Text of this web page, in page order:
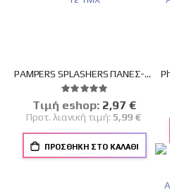
PAMPERS SPLASHERS ΠΑΝΕΣ-ΜΑΓΙΟ ΜΕΓΕΘΟΣ 3-4 (6-11kg), 12 ΤΜΧ
Βαθμολογία:
100%
Tιμή eshop: Ειδική
Τιμή
2,97 €
Προτ. λιανική τιμή: 5,99 €
ΠΡΟΣΘΉΚΗ ΣΤΟ ΚΑΛΆΘΙ